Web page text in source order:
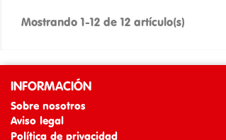
Mostrando 1-12 de 12 artículo(s)
INFORMACIÓN
Sobre nosotros
Aviso legal
Política de privacidad